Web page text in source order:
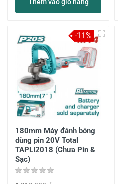
Thêm vào giỏ hàng
180mm Máy đánh bóng
dùng pin 20V Total
TAPLI2018 (Chưa Pin &
Sạc)
-11%